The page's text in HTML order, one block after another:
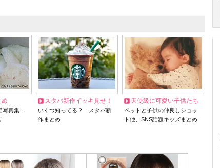
め
写真集…
スタバ新作イッキ見せ！
いくつ知ってる？ スタバ新
作まとめ
天使級に可愛い子供たち
ペットと子供の仲良しショッ
ト他、SNS話題キッズまとめ